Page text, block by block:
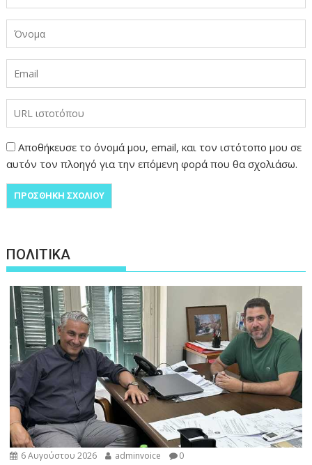
Αποθήκευσε το όνομά μου, email, και τον ιστότοπο μου σε
αυτόν τον πλοηγό για την επόμενη φορά που θα σχολιάσω.
ΠΟΛΙΤΙΚΑ
6 Αυγούστου 2026 adminvoice 0